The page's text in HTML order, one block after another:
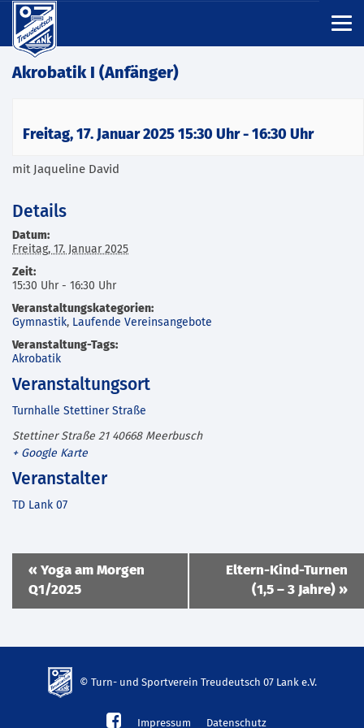
Akrobatik I (Anfänger)
Freitag, 17. Januar 2025 15:30 Uhr- 16:30 Uhr
mit Jaqueline David
Details
Datum:
Freitag, 17. Januar 2025
Zeit:
15:30 Uhr - 16:30 Uhr
Veranstaltungskategorien:
Gymnastik, Laufende Vereinsangebote
Veranstaltung-Tags:
Akrobatik
Veranstaltungsort
Turnhalle Stettiner Straße
Stettiner Straße 21 40668 Meerbusch
+ Google Karte
Veranstalter
TD Lank 07
Navigation
« Yoga am Morgen
Q1/2025
Eltern-Kind-Turnen
(1,5 – 3 Jahre) »
© Turn- und Sportverein Treudeutsch 07 Lank e.V.
Impressum Datenschutz